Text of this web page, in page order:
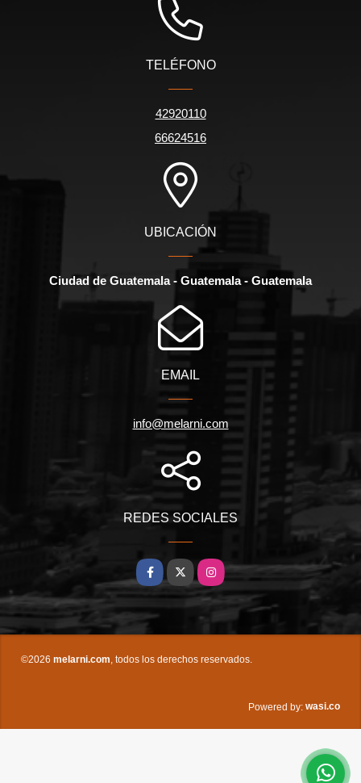
TELÉFONO
42920110
66624516
UBICACIÓN
Ciudad de Guatemala - Guatemala - Guatemala
EMAIL
info@melarni.com
REDES SOCIALES
Facebook
X Instagram
©2026 melarni.com, todos los derechos reservados.
Powered by: wasi.co